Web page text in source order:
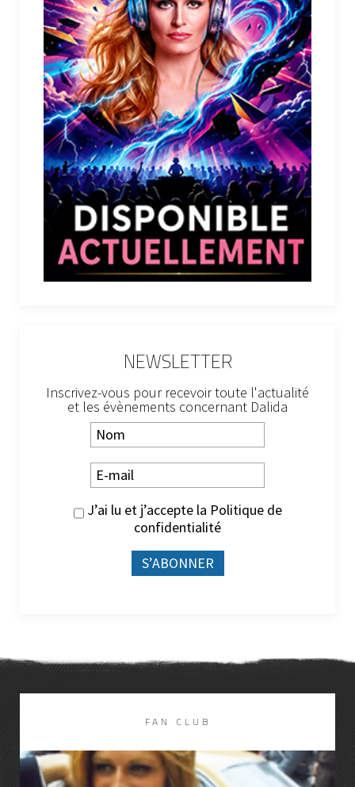
NEWSLETTER
Inscrivez-vous pour recevoir toute l'actualité
et les évènements concernant Dalida
J’ai lu et j’accepte la Politique de
confidentialité
FAN CLUB